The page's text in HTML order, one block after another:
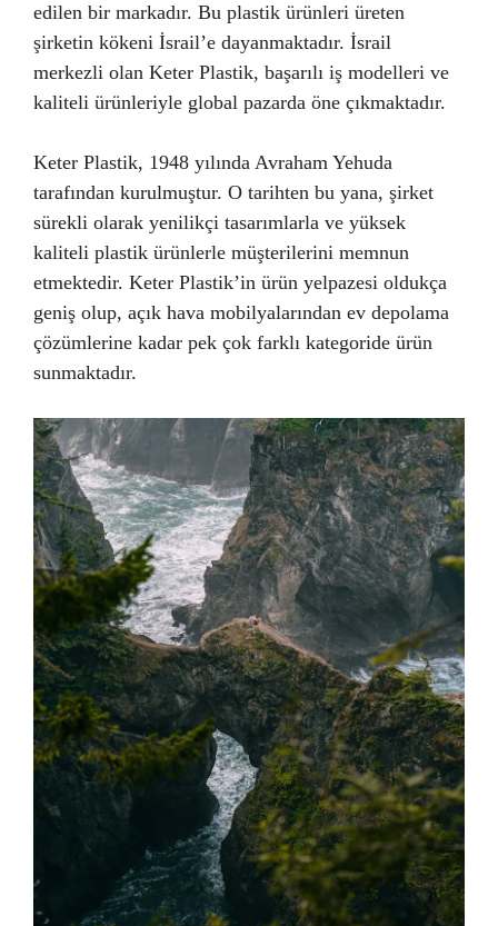
edilen bir markadır. Bu plastik ürünleri üreten
şirketin kökeni İsrail’e dayanmaktadır. İsrail
merkezli olan Keter Plastik, başarılı iş modelleri ve
kaliteli ürünleriyle global pazarda öne çıkmaktadır.
Keter Plastik, 1948 yılında Avraham Yehuda
tarafından kurulmuştur. O tarihten bu yana, şirket
sürekli olarak yenilikçi tasarımlarla ve yüksek
kaliteli plastik ürünlerle müşterilerini memnun
etmektedir. Keter Plastik’in ürün yelpazesi oldukça
geniş olup, açık hava mobilyalarından ev depolama
çözümlerine kadar pek çok farklı kategoride ürün
sunmaktadır.